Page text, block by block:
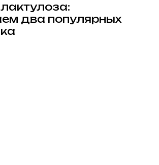
два популярных